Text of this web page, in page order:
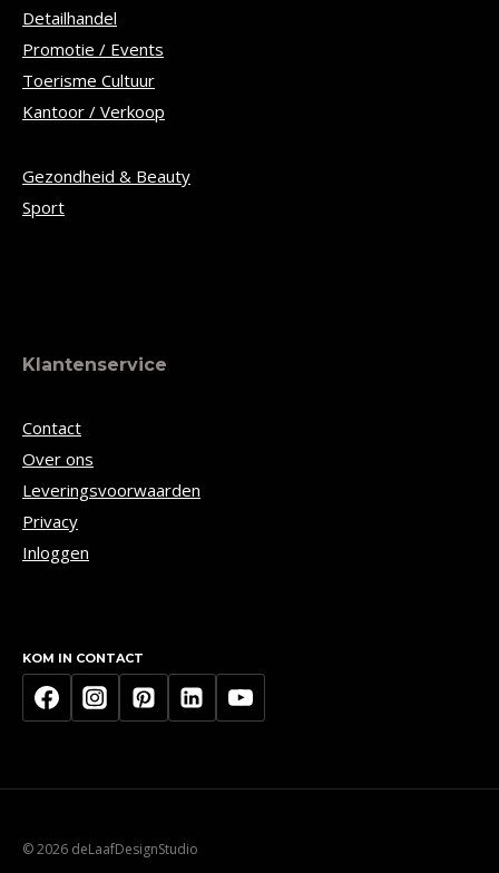
Detailhandel
Promotie / Events
Toerisme Cultuur
Kantoor / Verkoop
Gezondheid & Beauty
Sport
Klantenservice
Contact
Over ons
Leveringsvoorwaarden
Privacy
Inloggen
KOM IN CONTACT
© 2026 deLaafDesignStudio